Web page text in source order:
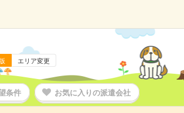
エリア変更
条件 お気に入りの派遣会社